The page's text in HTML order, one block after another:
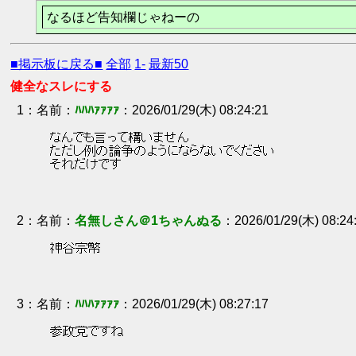
なるほど告知欄じゃねーの
■掲示板に戻る■ 全部 1- 最新50
健全なスレにする
1 ： ﾊﾊﾊｧｧｧｧ 2026/01/29(木) 08:24:21
なんでも言って構いません
ただし例の論争のようにならないでください
それだけです
2 ： 名無しさん＠1ちゃんぬる 2026/01/29(木)
神谷宗幣
3 ： ﾊﾊﾊｧｧｧｧ 2026/01/29(木) 08:27:17
参政党ですね